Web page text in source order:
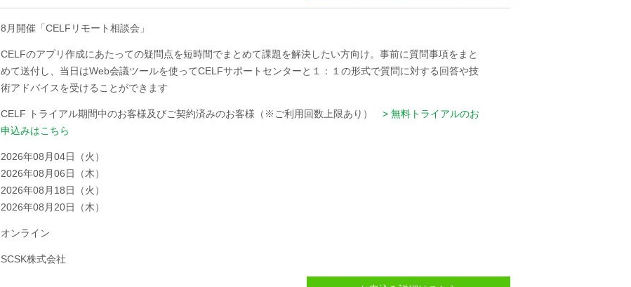
8月開催「CELFリモート相談会」
CELFのアプリ作成にあたっての疑問点を短時間でまとめて課題を解決したい方向け。事前に質問事項をまと
めて送付し、当日はWeb会議ツールを使ってCELFサポートセンターと１：１の形式で質問に対する回答や技
術アドバイスを受けることができます
CELF トライアル期間中のお客様及びご契約済みのお客様（※ご利用回数上限あり）
無料トライアルのお
申込みはこちら
2026年08月04日（火）
2026年08月06日（木）
2026年08月18日（火）
2026年08月20日（木）
オンライン
SCSK株式会社